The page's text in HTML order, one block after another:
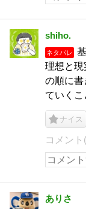
shiho.
ネタバレ
理想と
の順に書
ていくこ
ナイス
コメント
ありさ